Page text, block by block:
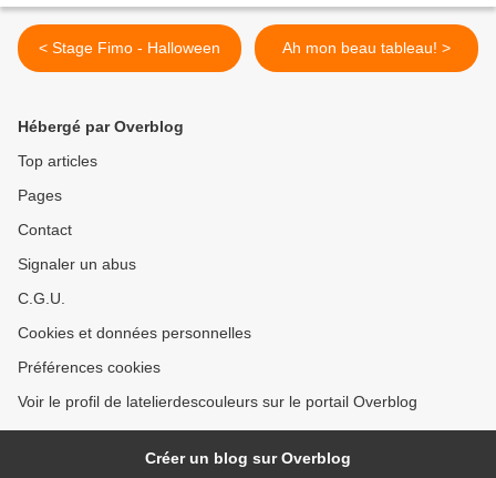
< Stage Fimo - Halloween Ah mon beau tableau! >
Hébergé par Overblog
Top articles
Pages
Contact
Signaler un abus
C.G.U.
Cookies et données personnelles
Préférences cookies
Voir le profil de latelierdescouleurs sur le portail Overblog
Créer un blog sur Overblog